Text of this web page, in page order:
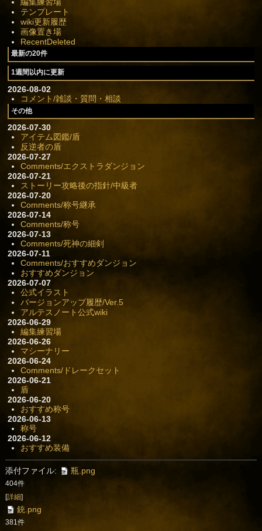
テンプレート
wiki更新履歴
画像置き場
RecentDeleted
最新の20件
1週間以内に更新
2026-08-02
コメント/雑談・質問・相談
その他
2026-07-30
アイテム図鑑/盾
反逆者の盾
2026-07-27
Comments/エクストラダンジョン
2026-07-21
ストーリー攻略後の指針/中級者
2026-07-20
Comments/称号継承
2026-07-14
Comments/称号
2026-07-13
Comments/死神の細剣
2026-07-11
Comments/おすすめダンジョン
おすすめダンジョン
2026-07-07
公式イラスト
バージョンアップ履歴/Ver.5
アルテスノート公式wiki
2026-06-29
編集練習場
2026-06-26
マシーナリー
2026-06-24
Comments/ドレークセット
2026-06-21
盾
2026-06-20
おすすめ称号
2026-06-13
称号
2026-06-12
おすすめ装備
添付ファイル: 瓶.png
404件
[詳細]
銃.png
381件